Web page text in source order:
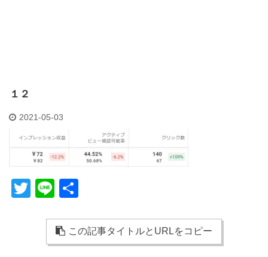
１２
2021-05-03
T
er
Li
e この記事タイトルとURLをコピー